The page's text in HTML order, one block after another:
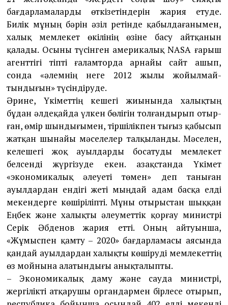
бағдарламаларды өткізетіндерін жария етуде.
Билік мұның бәрін әзіл ретінде қабылдағаны­мен,
халық мемлекет өкілінің өзіне басу айтқа­нын
қалады. Осыны түсінген америкалық NASA ғарыш
агенттігі тіпті ғаламторда арнайы сайт ашып,
сонда «әлемнің неге 2012 жылы жойыл­май­
тындығын» түсіндіруде.
Әрине, Үкіметтің кешегі жиынында халықтың
бұдан әлдеқайда үлкен бөлігін толғандырып отыр­
ған, өмір шындығымен, тіршілікпен тығыз қабысып
жатқан шынайы мәселелер талқы­лан­ды. Мәселен,
келешегі жоқ ауылдарды боса­туды мем­ле­кет
белсенді жүргізуде екен. Қазақстанда Үкімет
«экономикалық әлеуеті төмен» деп таны­ған
ауылдардан ендігі жеті мыңдай адам басқа елді
мекендерге көшіріліпті. Мұны отырыстан шыққан
Еңбек және халықты әлеуметтік қорғау министрі
Серік Әбденов жария етті. Оның ай­туын­ша,
«Жұмыспен қамту – 2020» бағдарла­масы аясында
қандай ауылдардан халықты кө­ші­руді мемлекеттің
өз мойнына алатындығы анықталыпты.
– Экономикалық даму және сауда ми­нистрі,
жергілікті атқарушы органдармен бір­лесе оты­рып,